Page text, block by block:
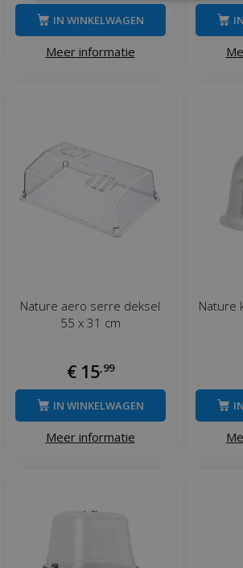
Meer informatie
IN WINKELWAGEN
Nature aero serre deksel
55 x 31 cm
€ 15 99
Meer informatie
IN WINKELWAGEN
Nature